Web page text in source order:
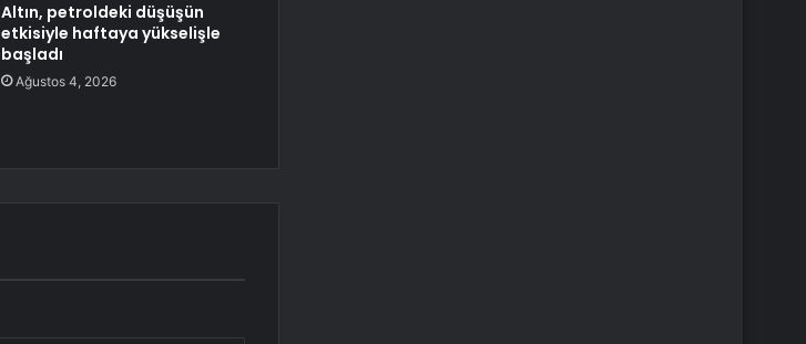
Altın, petroldeki düşüşün
etkisiyle haftaya yükselişle
başladı
Ağustos 4, 2026